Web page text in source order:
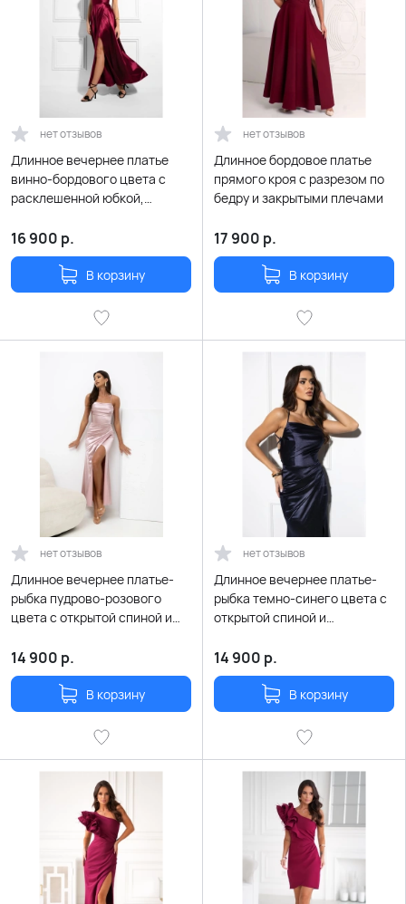
нет отзывов
Длинное вечернее платье
винно-бордового цвета с
расклешенной юбкой,
шнуровкой
16 900 р.
В корзину
нет отзывов
Длинное бордовое платье
прямого кроя с разрезом по
бедру и закрытыми плечами
17 900 р.
В корзину
нет отзывов
Длинное вечернее платье-
рыбка пудрово-розового
цвета с открытой спиной и
14 900 р.
В корзину
нет отзывов
Длинное вечернее платье-
рыбка темно-синего цвета с
открытой спиной и
14 900 р.
В корзину